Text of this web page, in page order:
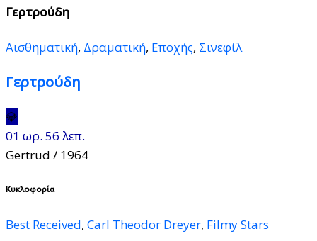
Γερτρούδη
Αισθηματική, Δραματική, Εποχής, Σινεφίλ
Γερτρούδη
💎
01 ωρ. 56 λεπ.
Gertrud / 1964
Κυκλοφορία
Best Received, Carl Theodor Dreyer, Filmy Stars